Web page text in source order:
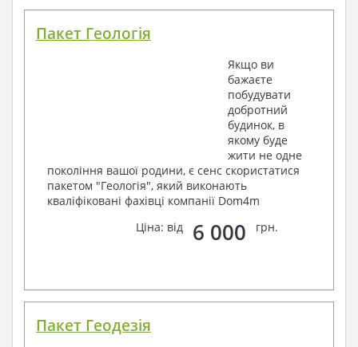
Пакет Геологія
Якщо ви
бажаєте
побудувати
добротний
будинок, в
якому буде
жити не одне
покоління вашої родини, є сенс скористатися
пакетом "Геологія", який виконають
кваліфіковані фахівці компанії Dom4m
Ціна: від
6 000 грн.
Пакет Геодезія